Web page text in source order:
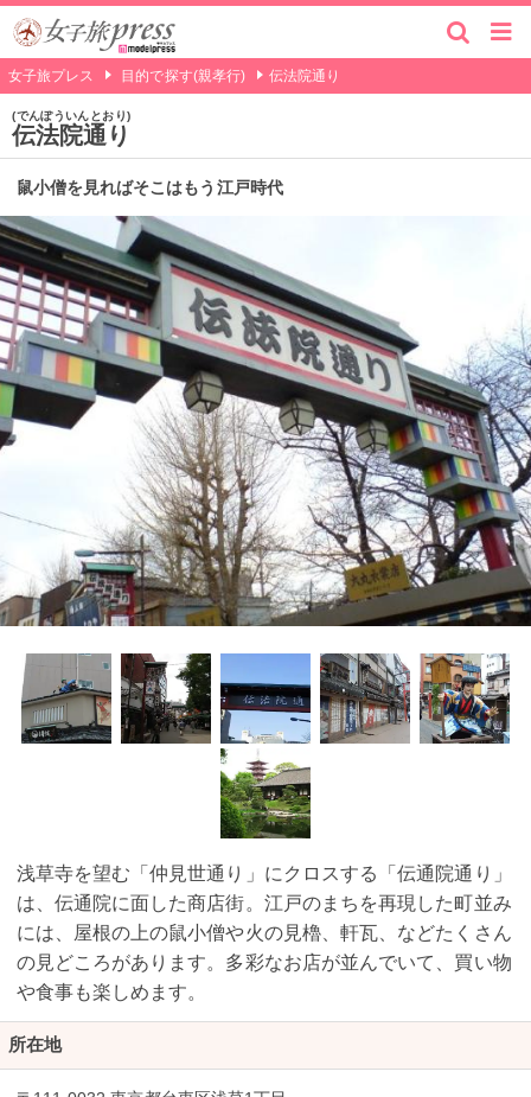
女子旅プレス 目的で探す(親孝行) 伝法院通り
伝法院通り
でんぽういんとおり
鼠小僧を見ればそこはもう江戸時代
浅草寺を望む「仲見世通り」にクロスする「伝通院通り」
は、伝通院に面した商店街。江戸のまちを再現した町並み
には、屋根の上の鼠小僧や火の見櫓、軒瓦、などたくさん
の見どころがあります。多彩なお店が並んでいて、買い物
や食事も楽しめます。
所在地